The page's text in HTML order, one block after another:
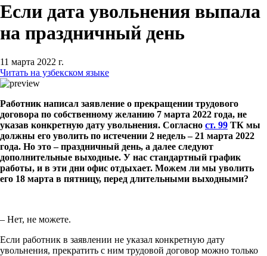
Если дата увольнения выпала
на праздничный день
11 марта 2022 г.
Читать на узбекском языке
Работник написал заявление о прекращении трудового
договора по собственному желанию 7 марта 2022 года, не
указав конкретную дату увольнения. Согласно ст. 99 ТК мы
должны его уволить по истечении 2 недель – 21 марта 2022
года. Но это – праздничный день, а далее следуют
дополнительные выходные. У нас стандартный график
работы, и в эти дни офис отдыхает. Можем ли мы уволить
его 18 марта в пятницу, перед длительными выходными?
– Нет, не можете.
Если работник в заявлении не указал конкретную дату
увольнения, прекратить с ним трудовой договор можно только